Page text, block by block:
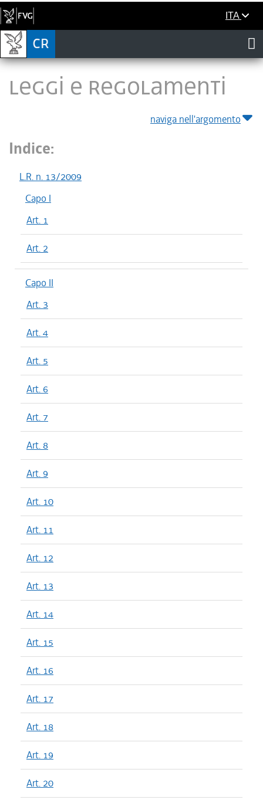
ITA
LEGGI E REGOLAMENTI
naviga nell'argomento
Indice:
L.R. n. 13/2009
Capo I
Art. 1
Art. 2
Capo II
Art. 3
Art. 4
Art. 5
Art. 6
Art. 7
Art. 8
Art. 9
Art. 10
Art. 11
Art. 12
Art. 13
Art. 14
Art. 15
Art. 16
Art. 17
Art. 18
Art. 19
Art. 20